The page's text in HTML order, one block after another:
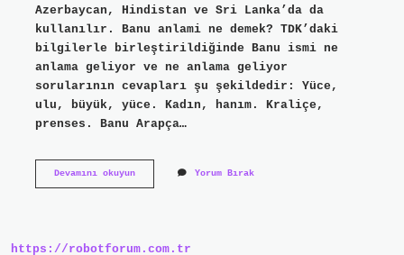
Azerbaycan, Hindistan ve Sri Lanka’da da
kullanılır. Banu anlami ne demek? TDK’daki
bilgilerle birleştirildiğinde Banu ismi ne
anlama geliyor ve ne anlama geliyor
sorularının cevapları şu şekildedir: Yüce,
ulu, büyük, yüce. Kadın, hanım. Kraliçe,
prenses. Banu Arapça…
Devamını okuyunBanu
Yorum Bırak
https://robotforum.com.tr